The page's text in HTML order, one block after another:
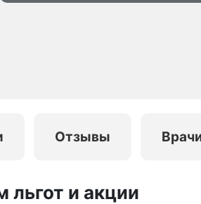
Отзывы
льгот и акции